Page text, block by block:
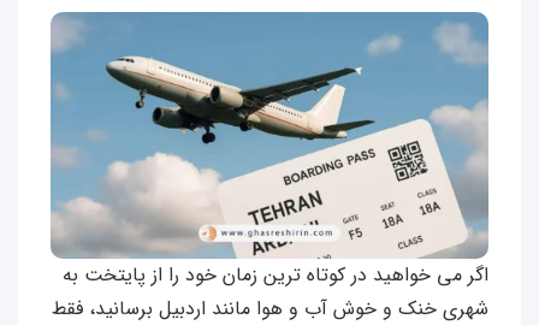
اگر می خواهید در کوتاه ترین زمان خود را از پایتخت به
شهری خنک و خوش آب و هوا مانند اردبیل برسانید، فقط